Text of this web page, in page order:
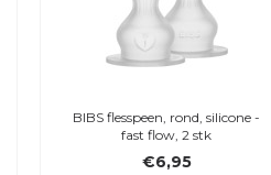
BIBS flesspeen, rond, silicone -
fast flow, 2 stk
€6,95